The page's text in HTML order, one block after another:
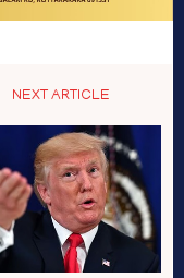
NEXT ARTICLE